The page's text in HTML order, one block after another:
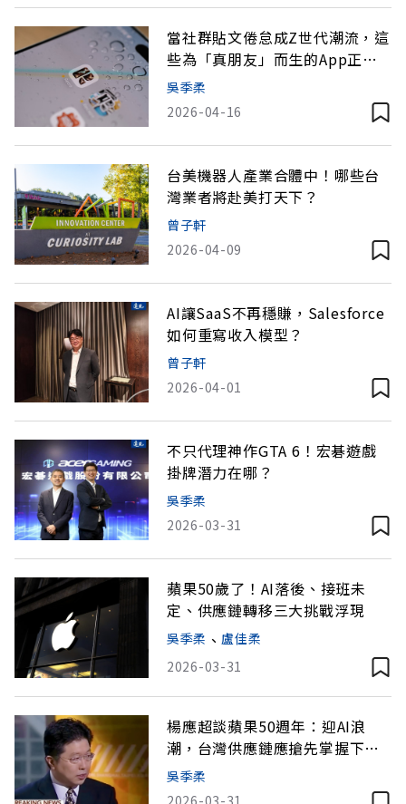
當社群貼文倦怠成Z世代潮流，這
些為「真朋友」而生的App正崛
起
吳季柔
2026-04-16
台美機器人產業合體中！哪些台
灣業者將赴美打天下？
曾子軒
2026-04-09
AI讓SaaS不再穩賺，Salesforce
如何重寫收入模型？
曾子軒
2026-04-01
不只代理神作GTA 6！宏碁遊戲
掛牌潛力在哪？
吳季柔
2026-03-31
蘋果50歲了！AI落後、接班未
定、供應鏈轉移三大挑戰浮現
吳季柔 、盧佳柔
2026-03-31
楊應超談蘋果50週年：迎AI浪
潮，台灣供應鏈應搶先掌握下個
50年
吳季柔